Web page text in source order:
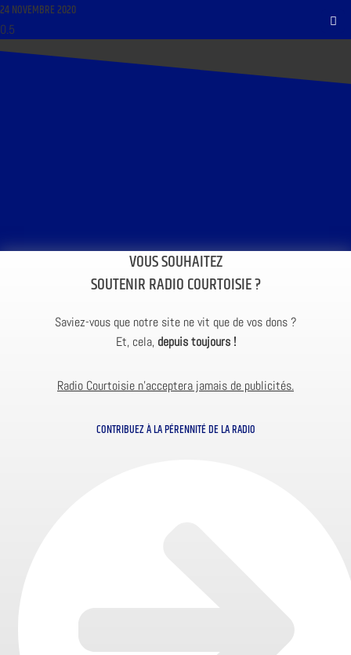
24 NOVEMBRE 2020
VOUS SOUHAITEZ
SOUTENIR RADIO COURTOISIE ?
Saviez-vous que notre site ne vit que de vos dons ?
Et, cela, depuis toujours !
Radio Courtoisie n’acceptera jamais de publicités.
CONTRIBUEZ À LA PÉRENNITÉ DE LA RADIO